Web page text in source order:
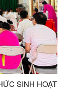
SINH HOẠT